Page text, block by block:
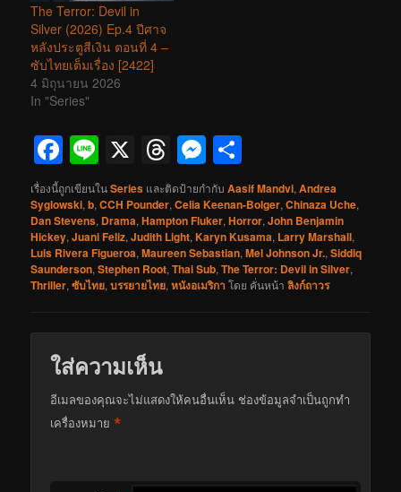
The Terror: Devil in
Silver (2026) Ep.4 ปีศาจ
หลังประตูสีเงิน ตอนที่ 4 –
ซับไทยเต็มเรื่อง [2422]
4 มิถุนายน 2026
In "Series"
Facebook
Line
X Threads
Messenger
เรื่องนี้ถูกเขียนในSeries และติดป้ายกำกับAasif Mandvi,Andrea
Syglowski,b,CCH Pounder,Celia Keenan-Bolger,Chinaza Uche,
Dan Stevens, Drama,Hampton Fluker,Horror,John Benjamin
Hickey,Juani Feliz,Judith Light,Karyn Kusama, Larry Marshall,
Luis Rivera Figueroa,Maureen Sebastian,Mel Johnson Jr.,Siddiq
Saunderson,Stephen Root,Thai Sub,The Terror: Devil in Silver,
Thriller,ซับไทย,บรรยายไทย,หนังอเมริกา โดย คั่นหน้าลิงก์ถาวร
ใส่ความเห็น
อีเมลของคุณจะไม่แสดงให้คนอื่นเห็น ช่องข้อมูลจำเป็นถูกทำ
เครื่องหมาย*